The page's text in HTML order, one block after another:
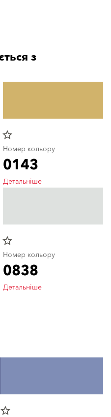
з
star_border
Номер кольору
0143
Детальніше
star_border
Номер кольору
0838
Детальніше
star_border